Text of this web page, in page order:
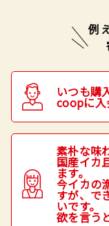
例
いつも購
coopに入
素朴な味
国産イカ
ます。
今イカの
すが、で
いです。
欲を言う